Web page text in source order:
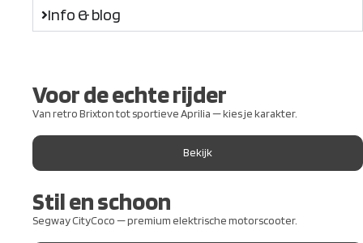
Info & blog
Voor de echte rijder
Van retro Brixton tot sportieve Aprilia — kies je karakter.
Bekijk
Stil en schoon
Segway CityCoco — premium elektrische motorscooter.